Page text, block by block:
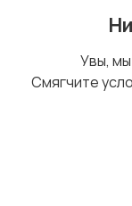
Увы,
Смягчите